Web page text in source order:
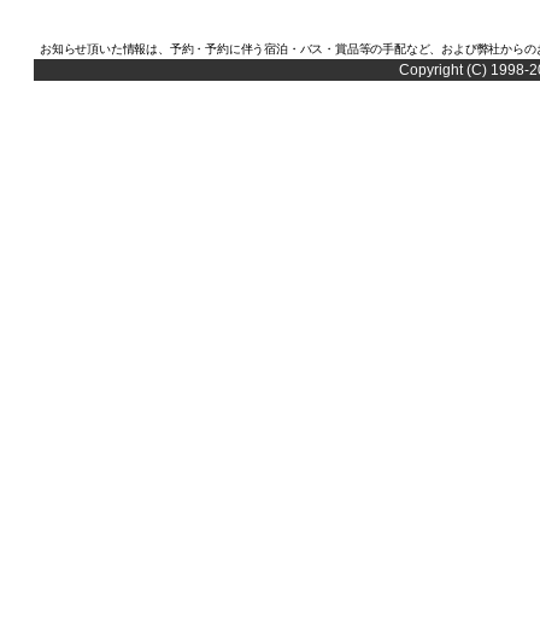
お知らせ頂いた情報は、予約・予約に伴う宿泊・バス・賞品等の手配など、および弊社から
Copyright (C) 1998-